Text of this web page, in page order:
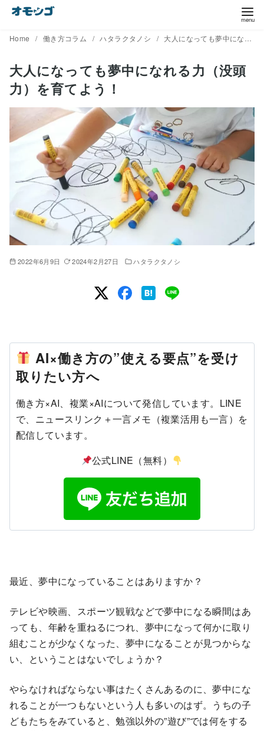
Home 働き方コラム ハタラクタノシ 大人になっても夢中になれる力（没頭力）を育てよう！
大人になっても夢中になれる力（没頭
力）を育てよう！
2022年6月9日 2024年2月27日 ハタラクタノシ
AI×働き方の”使える要点”を受け
取りたい方へ
働き方×AI、複業×AIについて発信しています。LINE
で、ニュースリンク＋一言メモ（複業活用も一言）を
配信しています。
公式LINE（無料）
最近、夢中になっていることはありますか？
テレビや映画、スポーツ観戦などで夢中になる瞬間はあ
っても、年齢を重ねるにつれ、夢中になって何かに取り
組むことが少なくなった、夢中になることが見つからな
い、ということはないでしょうか？
やらなければならない事はたくさんあるのに、夢中にな
れることが一つもないという人も多いのはず。うちの子
どもたちをみていると、勉強以外の”遊び”では何をする